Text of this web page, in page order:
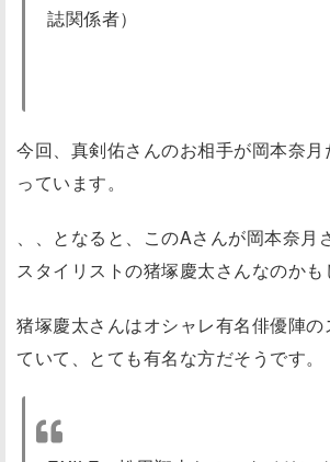
誌関係者）
今回、真剣佑さんのお相手が岡本奈月
っています。
、、となると、このAさんが岡本奈月
スタイリストの猪塚慶太さんなのかも
猪塚慶太さんはオシャレ有名俳優陣の
ていて、とても有名な方だそうです。